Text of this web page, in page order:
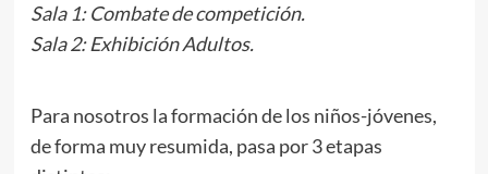
Sala 1: Combate de competición.
Sala 2: Exhibición Adultos.
Para nosotros la formación de los niños-jóvenes,
de forma muy resumida, pasa por 3 etapas